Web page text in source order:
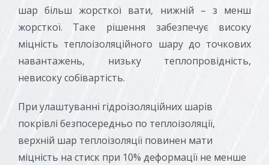
шар більш жорсткої вати, нижній – з менш
жорсткої. Таке рішення забезпечує високу
міцність теплоізоляційного шару до точкових
навантажень, низьку теплопровідність,
невисоку собівартість.
При улаштуванні гідроізоляційних шарів
покрівлі безпосередньо по теплоізоляції,
верхній шар теплоізоляції повинен мати
міцність на стиск при 10% деформації не менше